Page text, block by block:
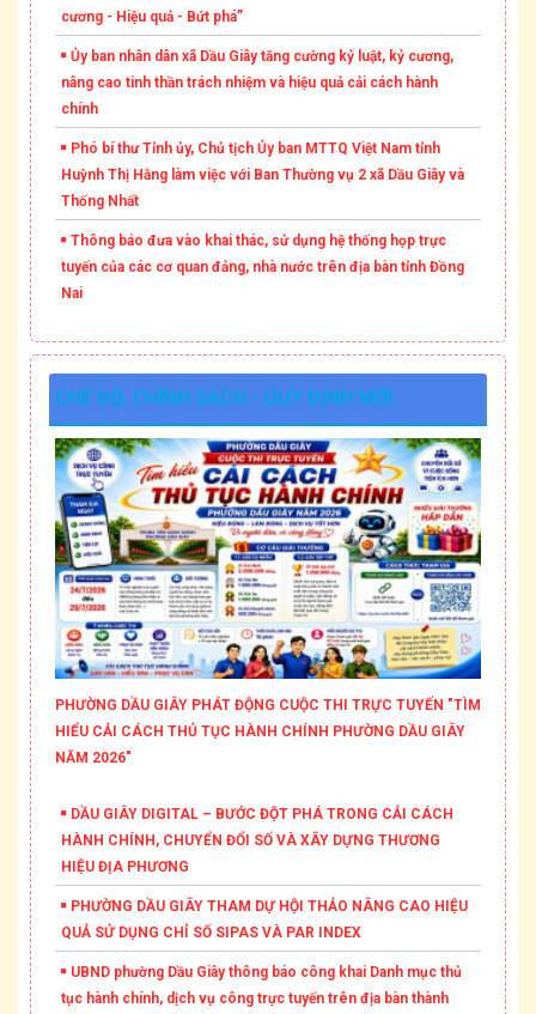
cương - Hiệu quả - Bứt phá”
Ủy ban nhân dân xã Dầu Giây tăng cường kỷ luật, kỷ cương,
nâng cao tinh thần trách nhiệm và hiệu quả cải cách hành
chính
Phó bí thư Tỉnh ủy, Chủ tịch Ủy ban MTTQ Việt Nam tỉnh
Huỳnh Thị Hằng làm việc với Ban Thường vụ 2 xã Dầu Giây và
Thống Nhất
Thông báo đưa vào khai thác, sử dụng hệ thống họp trực
tuyến của các cơ quan đảng, nhà nước trên địa bàn tỉnh Đồng
Nai
CHẾ ĐỘ, CHÍNH SÁCH - QUY ĐỊNH MỚI
PHƯỜNG DẦU GIÂY PHÁT ĐỘNG CUỘC THI TRỰC TUYẾN "TÌM
HIỂU CẢI CÁCH THỦ TỤC HÀNH CHÍNH PHƯỜNG DẦU GIÂY
NĂM 2026"
DẦU GIÂY DIGITAL – BƯỚC ĐỘT PHÁ TRONG CẢI CÁCH
HÀNH CHÍNH, CHUYỂN ĐỔI SỐ VÀ XÂY DỰNG THƯƠNG
HIỆU ĐỊA PHƯƠNG
PHƯỜNG DẦU GIÂY THAM DỰ HỘI THẢO NÂNG CAO HIỆU
QUẢ SỬ DỤNG CHỈ SỐ SIPAS VÀ PAR INDEX
UBND phường Dầu Giây thông báo công khai Danh mục thủ
tục hành chính, dịch vụ công trực tuyến trên địa bàn thành